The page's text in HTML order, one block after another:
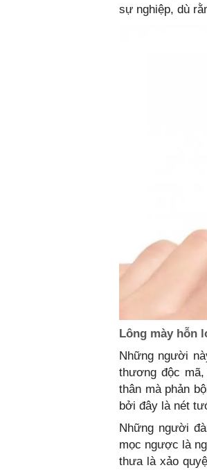
sự nghiệp, dù
Lông mày hỗn
Những người
thương độc
thân mà phản
bởi đây là nét
Những người
mọc ngược là
thưa là xảo